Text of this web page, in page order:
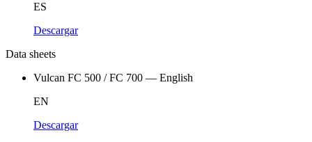
ES
Descargar
Data sheets
Vulcan FC 500 / FC 700 — English
EN
Descargar